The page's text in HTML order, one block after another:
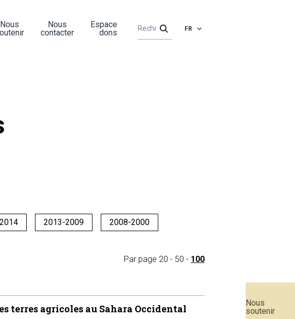
Nous
soutenir
Nous
Nous
contacter
Espace
dons
FR
2013-2009 2008-2000
Par page 20 - 50 - 100
terres agricoles au Sahara Occidental